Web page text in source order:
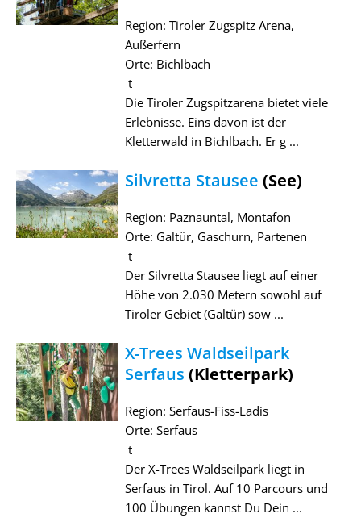
Region: Tiroler Zugspitz Arena,
Außerfern
Orte: Bichlbach
t
Die Tiroler Zugspitzarena bietet viele
Erlebnisse. Eins davon ist der
Kletterwald in Bichlbach. Er g ...
Silvretta Stausee (See)
Region: Paznauntal, Montafon
Orte: Galtür, Gaschurn, Partenen
t
Der Silvretta Stausee liegt auf einer
Höhe von 2.030 Metern sowohl auf
Tiroler Gebiet (Galtür) sow ...
X-Trees Waldseilpark
Serfaus (Kletterpark)
Region: Serfaus-Fiss-Ladis
Orte: Serfaus
t
Der X-Trees Waldseilpark liegt in
Serfaus in Tirol. Auf 10 Parcours und
100 Übungen kannst Du Dein ...